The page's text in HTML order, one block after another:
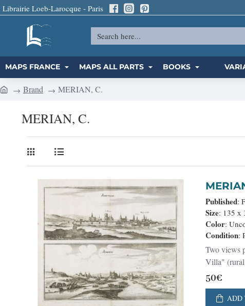
Librairie Loeb-Larocque - Paris
Search
MAPS FRANCE MAPS ALL PARTS BOOKS
Brand MERIAN, C.
MERIAN, C.
Published:
Size: 135 x
Color:
Condition:
Two views
Villa"
50€
ADD